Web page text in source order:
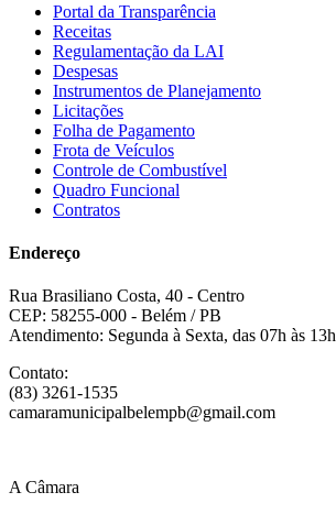
Portal da Transparência
Receitas
Regulamentação da LAI
Despesas
Instrumentos de Planejamento
Licitações
Folha de Pagamento
Frota de Veículos
Controle de Combustível
Quadro Funcional
Contratos
Endereço
Rua Brasiliano Costa, 40 - Centro
CEP: 58255-000 - Belém / PB
Atendimento: Segunda à Sexta, das 07h às 13h
Contato:
(83) 3261-1535
camaramunicipalbelempb@gmail.com
A Câmara